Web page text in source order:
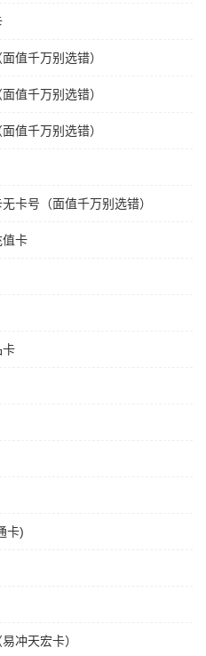
值千万别选错）
值千万别选错）
值千万别选错）
卡号（面值千万别选错）
值卡
卡
卡)
冲天宏卡）